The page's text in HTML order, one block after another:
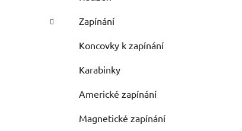
Zapínání
Koncovky k zapínání
Karabinky
Americké zapínání
Magnetické zapínání